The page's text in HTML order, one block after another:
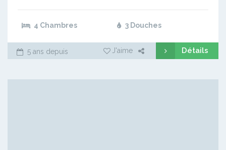
4 Chambres 3 Douches
5 ans depuis J'aime Détails